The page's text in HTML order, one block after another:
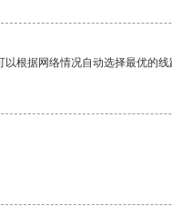
根据网络情况自动选择最优的线